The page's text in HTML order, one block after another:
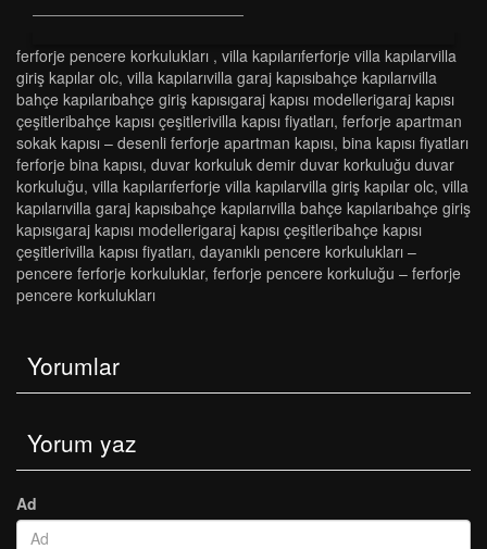
ferforje pencere korkulukları , vi̇lla kapilariferforje vi̇lla kapilarvi̇lla
gi̇ri̇ş kapilar olc, vi̇lla kapilarivi̇lla garaj kapisibahçe kapilarivi̇lla
bahçe kapilaribahçe gi̇ri̇ş kapisigaraj kapisi modelleri̇garaj kapisi
çeşi̇tleri̇bahçe kapisi çeşi̇tleri̇vi̇lla kapisi fi̇yatlari, ferforje apartman
sokak kapısı – desenli ferforje apartman kapısı, bi̇na kapisi fi̇yatlari
ferforje bi̇na kapisi, duvar korkuluk demir duvar korkuluğu duvar
korkuluğu, vi̇lla kapilariferforje vi̇lla kapilarvi̇lla gi̇ri̇ş kapilar olc, vi̇lla
kapilarivi̇lla garaj kapisibahçe kapilarivi̇lla bahçe kapilaribahçe gi̇ri̇ş
kapisigaraj kapisi modelleri̇garaj kapisi çeşi̇tleri̇bahçe kapisi
çeşi̇tleri̇vi̇lla kapisi fi̇yatlari, dayanikli pencere korkuluklari –
pencere ferforje korkuluklar, ferforje pencere korkuluğu – ferforje
pencere korkulukları
Yorumlar
Yorum yaz
Ad